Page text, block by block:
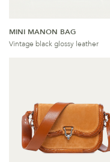
MINI MANON BAG
Vintage black glossy leather